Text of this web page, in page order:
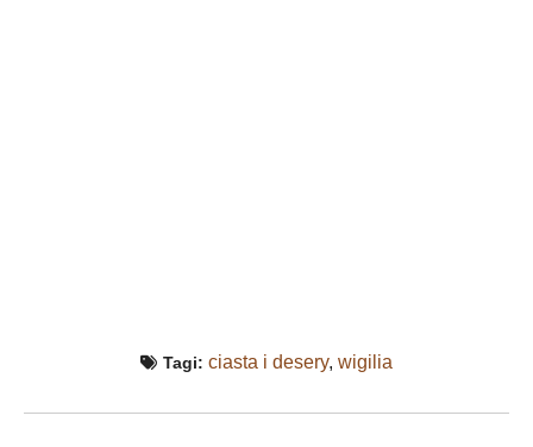
Tagi: ciasta i desery, wigilia